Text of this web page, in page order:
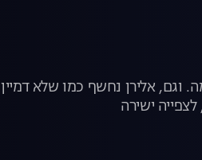
אלירן נחשף כמו שלא דמיין
ישירה